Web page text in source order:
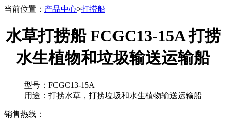
当前位置： 产品中心>打捞船
水草打捞船 FCGC13-15A 打捞
水生植物和垃圾输送运输船
型号：FCGC13-15A
用途：打捞水草，打捞垃圾和水生植物输送运输船
销售热线：